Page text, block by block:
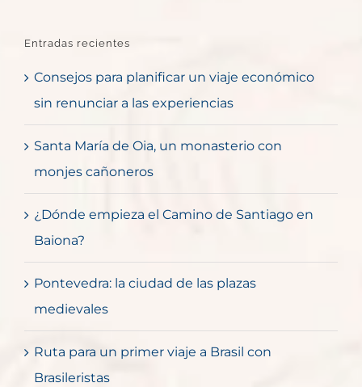
Entradas recientes
Consejos para planificar un viaje económico
sin renunciar a las experiencias
Santa María de Oia, un monasterio con
monjes cañoneros
¿Dónde empieza el Camino de Santiago en
Baiona?
Pontevedra: la ciudad de las plazas
medievales
Ruta para un primer viaje a Brasil con
Brasileristas